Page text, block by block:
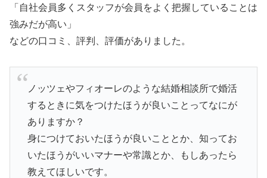
「自社会員多くスタッフが会員をよく把握していることは
強みだが高い」
などの口コミ、評判、評価がありました。
ノッツェやフィオーレのような結婚相談所で婚活
するときに気をつけたほうが良いことってなにが
ありますか？
身につけておいたほうが良いこととか、知ってお
いたほうがいいマナーや常識とか、もしあったら
教えてほしいです。